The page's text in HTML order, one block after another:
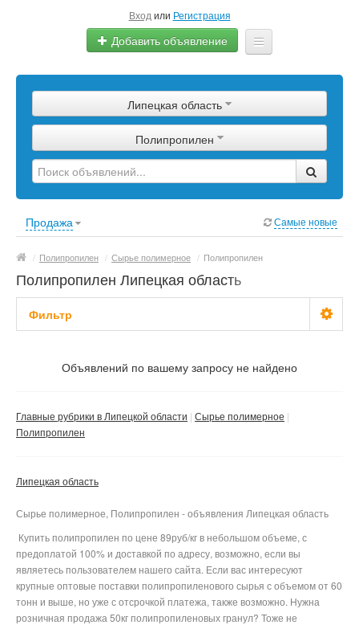
Вход или Регистрация
Добавить объявление
Сырье
Изделия
Оборудование
Липецкая область
Полипропилен
Продажа Самые новые
/ Полипропилен / Сырье полимерное / Полипропилен
Полипропилен Липецкая область
Фильтр
Не важно
Не важно
Частные
Объявлений по вашему запросу не найдено
Главные рубрики в Липецкой области Сырье полимерное
Полипропилен
Липецкая область
Сырье полимерное, Полипропилен - объявления Липецкая область
Купить полипропилен по цене 89руб/кг в небольшом объеме, с
предоплатой 100% и доставкой по адресу, возможно, если вы
являетесь пользователем нашего сайта. Если вас интересуют
крупные оптовые поставки полипропиленового сырья с объемом от 60
тонн и выше, но уже с отсрочкой платежа, также возможно. Нужна
розничная продажа 50кг полипропиленовых гранул? Тоже не